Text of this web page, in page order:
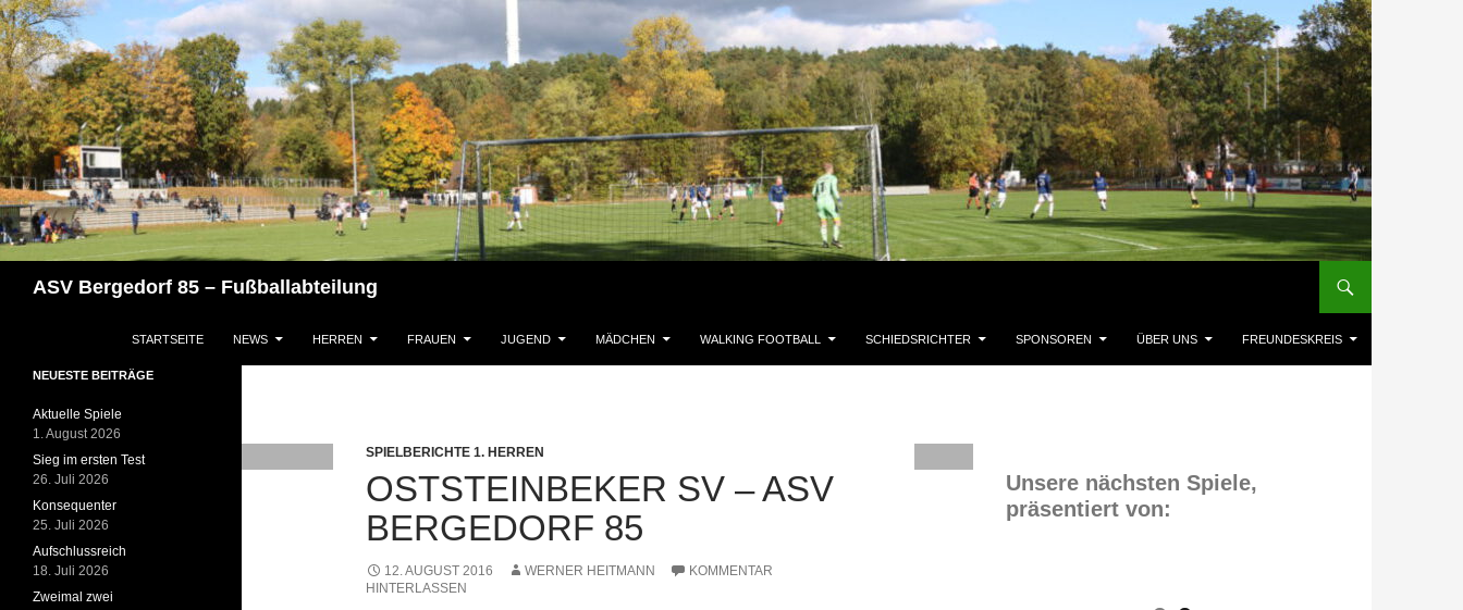
Zum
Inhalt
springen
ASV Bergedorf 85 – Fußballabteilung
STARTSEITE NEWS HERREN FRAUEN JUGEND MÄDCHEN WALKING FOOTBALL SCHIEDSRICHTER SPONSOREN ÜBER UNS FREUNDESKREIS
SPIELBERICHTE 1. HERREN
OSTSTEINBEKER SV – ASV
BERGEDORF 85
12. AUGUST 2016 WERNER HEITMANN
KOMMENTAR
HINTERLASSEN
Unsere nächsten Spiele,
präsentiert von:
NEUESTE BEITRÄGE
Aktuelle Spiele
1. August 2026
Sieg im ersten Test
26. Juli 2026
Konsequenter
25. Juli 2026
Aufschlussreich
18. Juli 2026
Zweimal zwei